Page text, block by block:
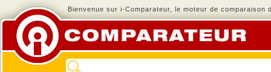
Bienvenue sur i-Comparateur, le moteur de comparaison